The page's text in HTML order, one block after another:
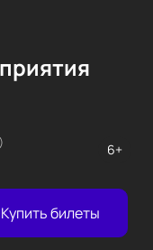
6+
Купить билеты